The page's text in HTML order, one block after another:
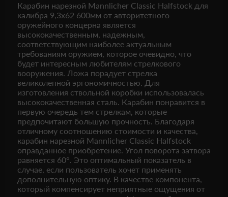
Карабин нарезной Mannlicher Classic Halfstock для
калибра 9,3x62 600мм от авторитетного
оружейного концерна является
высококачественным, надежным,
соответствующим наиболее актуальным
требованиям оружием, которое очевидно, что
будет интересным любителям стрелкового
вооружения. Ложа порадует стрелка
великолепной эргономичностью. Для
изготовления ствольной коробки использовалась
высококачественная сталь. Карабин понравится в
первую очередь тем стрелкам, которые
предпочитают большую прочность. Благодаря
отличному соотношению стоимости и качества,
карабин нарезной Mannlicher Classic Halfstock
оправданное приобретение. Угол поворота затвора
равняется 60°. Это оптимальный показатель в
случае, если пользователь хочет применять
дополнительную оптику. В качестве компонента,
который компенсирует неприятные ощущения от